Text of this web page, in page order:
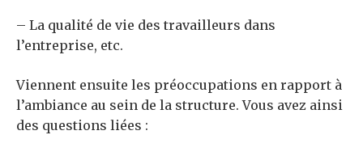
– La qualité de vie des travailleurs dans
l’entreprise, etc.
Viennent ensuite les préoccupations en rapport à
l’ambiance au sein de la structure.Vous avez ainsi
des questions liées :